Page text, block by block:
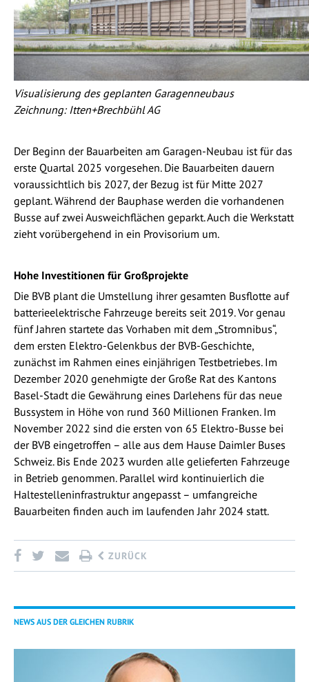
Visualisierung des geplanten Garagenneubaus
Zeichnung: Itten+Brechbühl AG
Der Beginn der Bauarbeiten am Garagen-Neubau ist für das
erste Quartal 2025 vorgesehen. Die Bauarbeiten dauern
voraussichtlich bis 2027, der Bezug ist für Mitte 2027
geplant. Während der Bauphase werden die vorhandenen
Busse auf zwei Ausweichflächen geparkt. Auch die Werkstatt
zieht vorübergehend in ein Provisorium um.
Hohe Investitionen für Großprojekte
Die BVB plant die Umstellung ihrer gesamten Busflotte auf
batterieelektrische Fahrzeuge bereits seit 2019. Vor genau
fünf Jahren startete das Vorhaben mit dem „Stromnibus“,
dem ersten Elektro-Gelenkbus der BVB-Geschichte,
zunächst im Rahmen eines einjährigen Testbetriebes. Im
Dezember 2020 genehmigte der Große Rat des Kantons
Basel-Stadt die Gewährung eines Darlehens für das neue
Bussystem in Höhe von rund 360 Millionen Franken. Im
November 2022 sind die ersten von 65 Elektro-Busse bei
der BVB eingetroffen – alle aus dem Hause Daimler Buses
Schweiz. Bis Ende 2023 wurden alle gelieferten Fahrzeuge
in Betrieb genommen. Parallel wird kontinuierlich die
Haltestelleninfrastruktur angepasst – umfangreiche
Bauarbeiten finden auch im laufenden Jahr 2024 statt.
ZURÜCK
NEWS AUS DER GLEICHEN RUBRIK